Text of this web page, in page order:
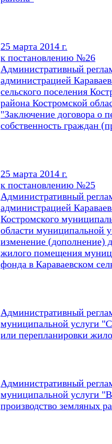
25 марта 2014 г.
к постановлению №26
Административный
администрацией
сельского поселения
района Костромской
"Заключение договора о
собственность граждан
25 марта 2014 г.
к постановлению №25
Административный
администрацией
Костромского
области муниципальной
изменение (дополнение)
жилого помещения
фонда в Караваевском
Административный
муниципальной услуги
или перепланировки
Административный
муниципальной услуги
производство земляных